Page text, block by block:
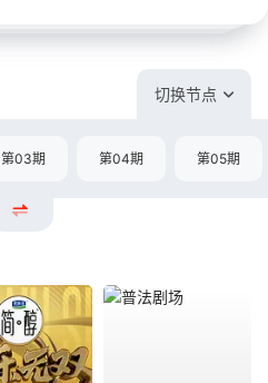
切换节点
第03期 第04期 第05期